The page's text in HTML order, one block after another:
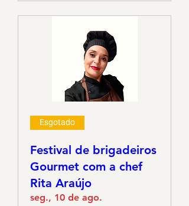
Esgotado
Festival de brigadeiros
Gourmet com a chef
Rita Araújo
seg., 10 de ago.